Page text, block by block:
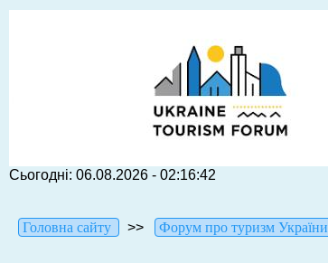
Сьогодні: 06.08.2026 - 02:16:42
Головна сайту
>> Форум про туризм України